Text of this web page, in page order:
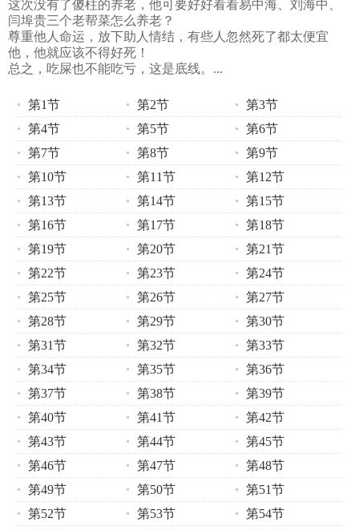
这次没有了傻柱的养老，他可要好好看看易中海、刘海中、
闫埠贵三个老帮菜怎么养老？
尊重他人命运，放下助人情结，有些人忽然死了都太便宜
他，他就应该不得好死！
总之，吃屎也不能吃亏，这是底线。...
第1节 第2节
第3节
第4节
第5节
第6节
第7节
第8节
第9节
第10节
第11节
第12节
第13节
第14节
第15节
第16节
第17节
第18节
第19节
第20节
第21节
第22节
第23节
第24节
第25节
第26节
第27节
第28节
第29节
第30节
第31节
第32节
第33节
第34节
第35节
第36节
第37节
第38节
第39节
第40节
第41节
第42节
第43节
第44节
第45节
第46节
第47节
第48节
第49节
第50节
第51节
第52节
第53节
第54节